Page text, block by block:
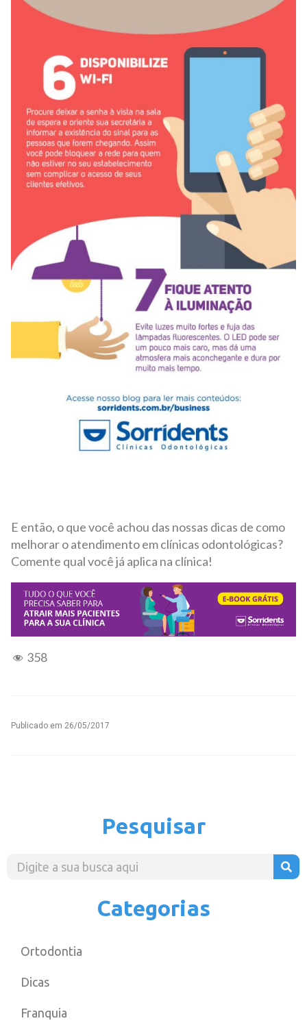
E então, o que você achou das nossas dicas de como
melhorar o atendimento em clínicas odontológicas?
Comente qual você já aplica na clínica!
358
Publicado em 26/05/2017
Pesquisar
Categorias
Ortodontia
Dicas
Franquia